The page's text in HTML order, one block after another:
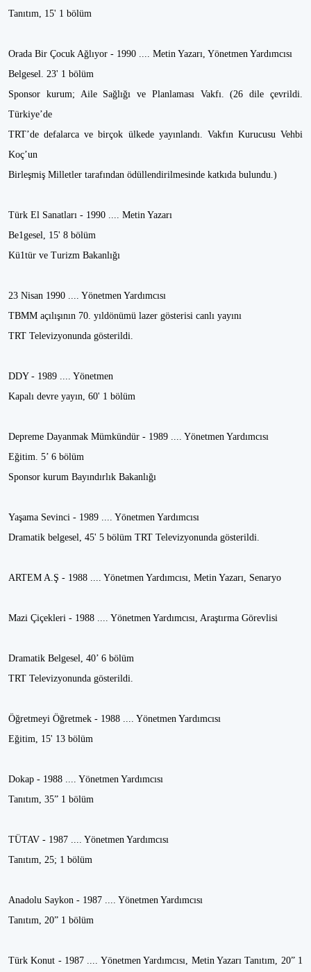
Tanıtım, 15' 1 bölüm
Orada Bir Çocuk Ağlıyor - 1990 .... Metin Yazarı, Yönetmen Yardımcısı
Belgesel. 23' 1 bölüm
Sponsor kurum; Aile Sağlığı ve Planlaması Vakfı. (26 dile çevrildi.
Türkiye’de
TRT’de defalarca ve birçok ülkede yayınlandı. Vakfın Kurucusu Vehbi
Koç’un
Birleşmiş Milletler tarafından ödüllendirilmesinde katkıda bulundu.)
Türk El Sanatları - 1990 .... Metin Yazarı
Be1gesel, 15' 8 bölüm
Kü1tür ve Turizm Bakanlığı
23 Nisan 1990 .... Yönetmen Yardımcısı
TBMM açılışının 70. yıldönümü lazer gösterisi canlı yayını
TRT Televizyonunda gösterildi.
DDY - 1989 .... Yönetmen
Kapalı devre yayın, 60' 1 bölüm
Depreme Dayanmak Mümkündür - 1989 .... Yönetmen Yardımcısı
Eğitim. 5’ 6 bölüm
Sponsor kurum Bayındırlık Bakanlığı
Yaşama Sevinci - 1989 .... Yönetmen Yardımcısı
Dramatik belgesel, 45' 5 bölüm TRT Televizyonunda gösterildi.
ARTEM A.Ş - 1988 .... Yönetmen Yardımcısı, Metin Yazarı, Senaryo
Mazi Çiçekleri - 1988 .... Yönetmen Yardımcısı, Araştırma Görevlisi
Dramatik Belgesel, 40’ 6 bölüm
TRT Televizyonunda gösterildi.
Öğretmeyi Öğretmek - 1988 .... Yönetmen Yardımcısı
Eğitim, 15' 13 bölüm
Dokap - 1988 .... Yönetmen Yardımcısı
Tanıtım, 35” 1 bölüm
TÜTAV - 1987 .... Yönetmen Yardımcısı
Tanıtım, 25; 1 bölüm
Anadolu Saykon - 1987 .... Yönetmen Yardımcısı
Tanıtım, 20” 1 bölüm
Türk Konut - 1987 .... Yönetmen Yardımcısı, Metin Yazarı Tanıtım, 20” 1